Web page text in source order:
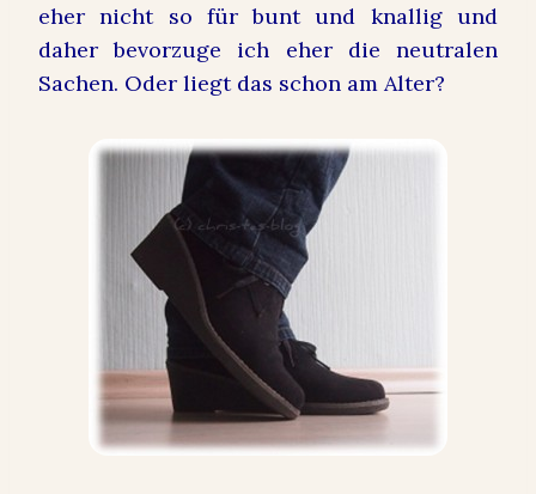
eher nicht so für bunt und knallig und
daher bevorzuge ich eher die neutralen
Sachen. Oder liegt das schon am Alter?